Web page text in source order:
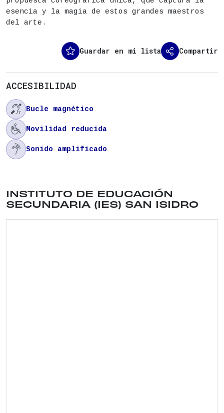
ENTRADAS
esencia y la magia de estos grandes maestros
del arte.
Guardar en mi lista Compartir
ACCESIBILIDAD
 Bucle magnético
 Movilidad reducida
 Sonido amplificado
INSTITUTO DE EDUCACIÓN
SECUNDARIA (IES) SAN ISIDRO
Ubicación del lugar: CALLE TOLEDO , 39 .